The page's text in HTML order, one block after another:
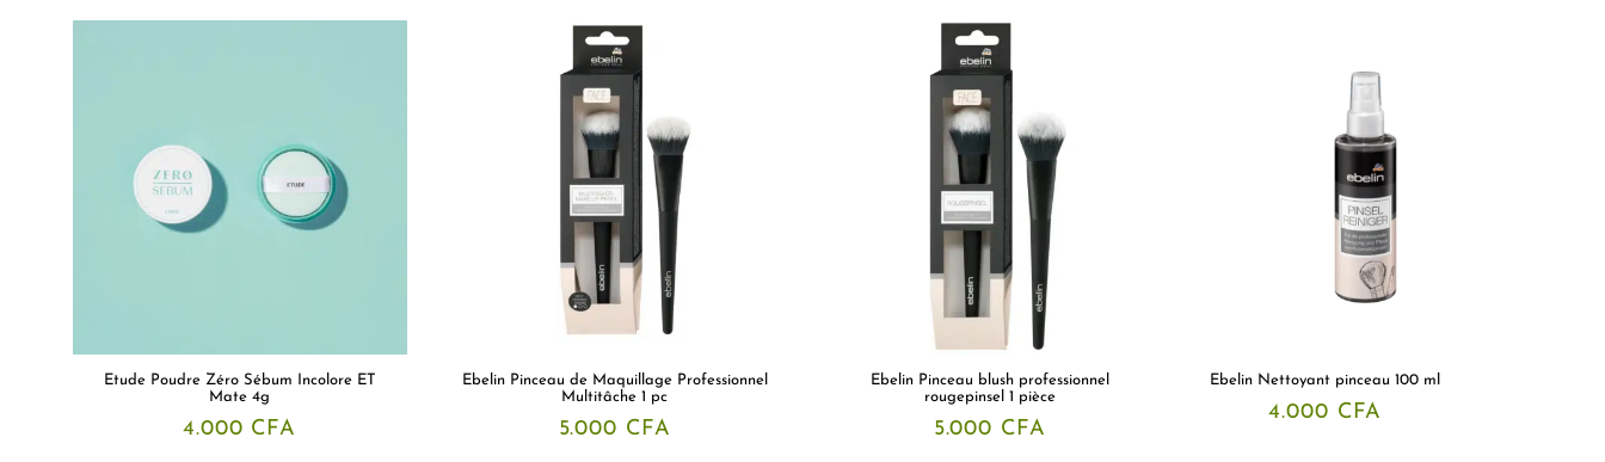
Etude Poudre Zéro Sébum Incolore ET
Mate 4g
4.000 CFA
Ebelin Pinceau de Maquillage Professionnel
Multitâche 1 pc
5.000 CFA
Ebelin Pinceau blush professionnel
rougepinsel 1 pièce
5.000 CFA
Ebelin Nettoyant pinceau 100 ml
4.000 CFA